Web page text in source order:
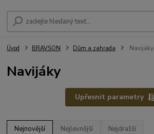
Úvod BRAVSON Dům a zahrada Navijáky
Navijáky
Upřesnit parametry
Nejnovější Nejlevnější Nejdražší